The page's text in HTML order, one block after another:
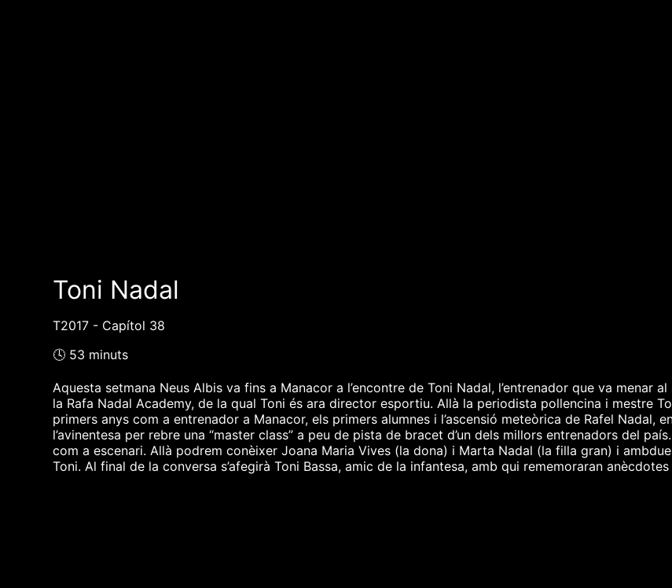
Toni Nadal
T2017 - Capítol 38
🕓 53 minuts
Aquesta setmana Neus Albis va fins a Manacor a l’encontre de Toni Nadal, l’entrenador que va menar
la Rafa Nadal Academy, de la qual Toni és ara director esportiu. Allà la periodista pollencina i mestre
primers anys com a entrenador a Manacor, els primers alumnes i l’ascensió meteòrica de Rafel Nadal,
l’avinentesa per rebre una “master class” a peu de pista de bracet d’un dels millors entrenadors del
com a escenari. Allà podrem conèixer Joana Maria Vives (la dona) i Marta Nadal (la filla gran) i
Toni. Al final de la conversa s’afegirà Toni Bassa, amic de la infantesa, amb qui rememoraran